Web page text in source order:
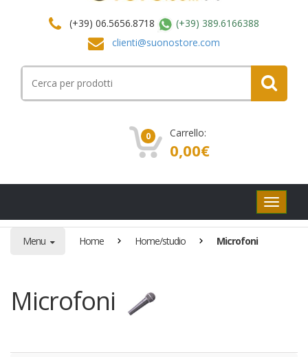
(+39) 06.5656.8718
(+39) 389.6166388
clienti@suonostore.com
per:
0 Carrello:
0,00€
Pulsanti
di
Menu Home Home/studio Microfoni
Microfoni